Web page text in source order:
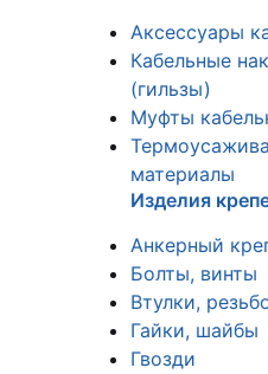
Аксессуары
Кабельные
(гильзы)
Муфты
материалы
Изделия
Анкерный
Болты, винты
Втулки,
Гайки, шайбы
Гвозди